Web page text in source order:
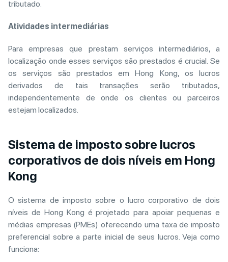
tributado.
Atividades intermediárias
Para empresas que prestam serviços intermediários, a
localização onde esses serviços são prestados é crucial. Se
os serviços são prestados em Hong Kong, os lucros
derivados de tais transações serão tributados,
independentemente de onde os clientes ou parceiros
estejam localizados.
Sistema de imposto sobre lucros
corporativos de dois níveis em Hong
Kong
O sistema de imposto sobre o lucro corporativo de dois
níveis de Hong Kong é projetado para apoiar pequenas e
médias empresas (PMEs) oferecendo uma taxa de imposto
preferencial sobre a parte inicial de seus lucros. Veja como
funciona: